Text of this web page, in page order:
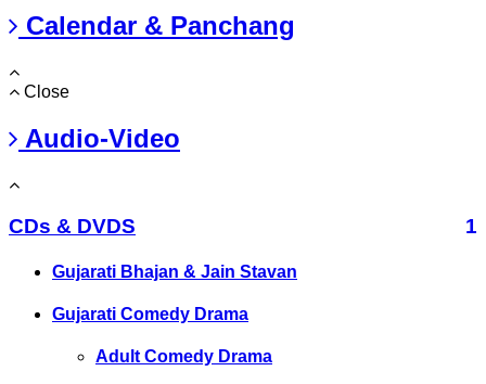
Calendar & Panchang
Close
Audio-Video
CDs & DVDS 1
Gujarati Bhajan & Jain Stavan
Gujarati Comedy Drama
Adult Comedy Drama